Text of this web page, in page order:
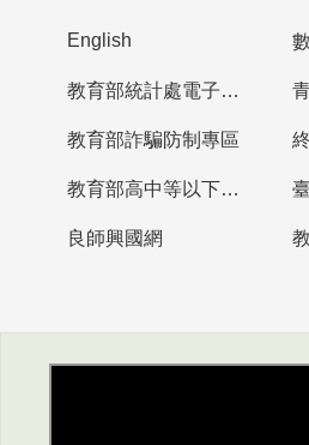
English
教育部統計處電子書櫃
教育部詐騙防制專區
教育部高中等以下學校及幼兒園教師資格檢定考試
良師興國網